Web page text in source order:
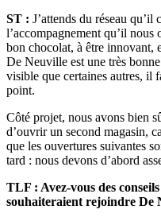
ST : J’attends du réseau
l’accompagnement qu’il
bon chocolat, à être innovant,
De Neuville est une très
visible que certaines autres, il
point.
Côté projet, nous avons bien
d’ouvrir un second magasin,
que les ouvertures suivantes
tard : nous devons d’abord
TLF : Avez-vous des
souhaiteraient rejoindre De